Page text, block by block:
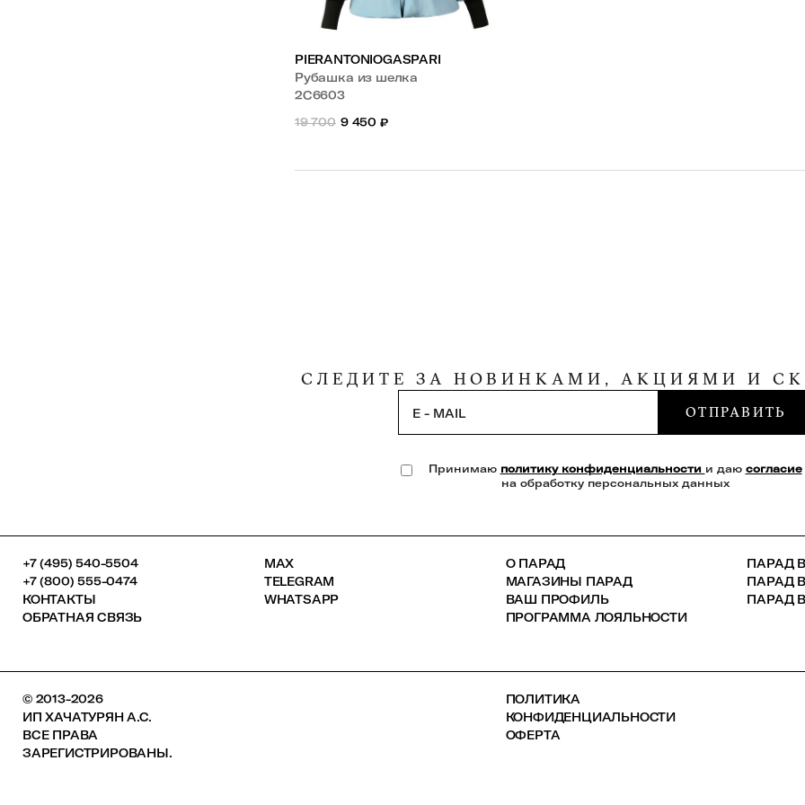
PIERANTONIOGASPARI
Рубашка из шелка
2С6603
19 700 9 450 ₽
СЛЕДИТЕ ЗА НОВИНКАМИ, АКЦИЯМИ И
E - MAIL ОТПРАВИТЬ
Принимаю политику конфиденциальности и даю согласие
на обработку персональных данных
+7 (495) 540-5504
+7 (800) 555-0474
КОНТАКТЫ
ОБРАТНАЯ СВЯЗЬ
MAX
TELEGRAM
WHATSAPP
О ПАРАД
МАГАЗИНЫ ПАРАД
ВАШ ПРОФИЛЬ
ПРОГРАММА ЛОЯЛЬНОСТИ
ПАРАД
ПАРАД В
ПАРАД В
© 2013-2026
ИП ХАЧАТУРЯН А.С.
ВСЕ ПРАВА
ЗАРЕГИСТРИРОВАНЫ.
ПОЛИТИКА
КОНФИДЕНЦИАЛЬНОСТИ
ОФЕРТА